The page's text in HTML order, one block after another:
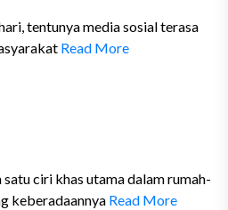
tentunya media sosial terasa
Read More
ciri khas utama dalam rumah-
keberadaannya Read More